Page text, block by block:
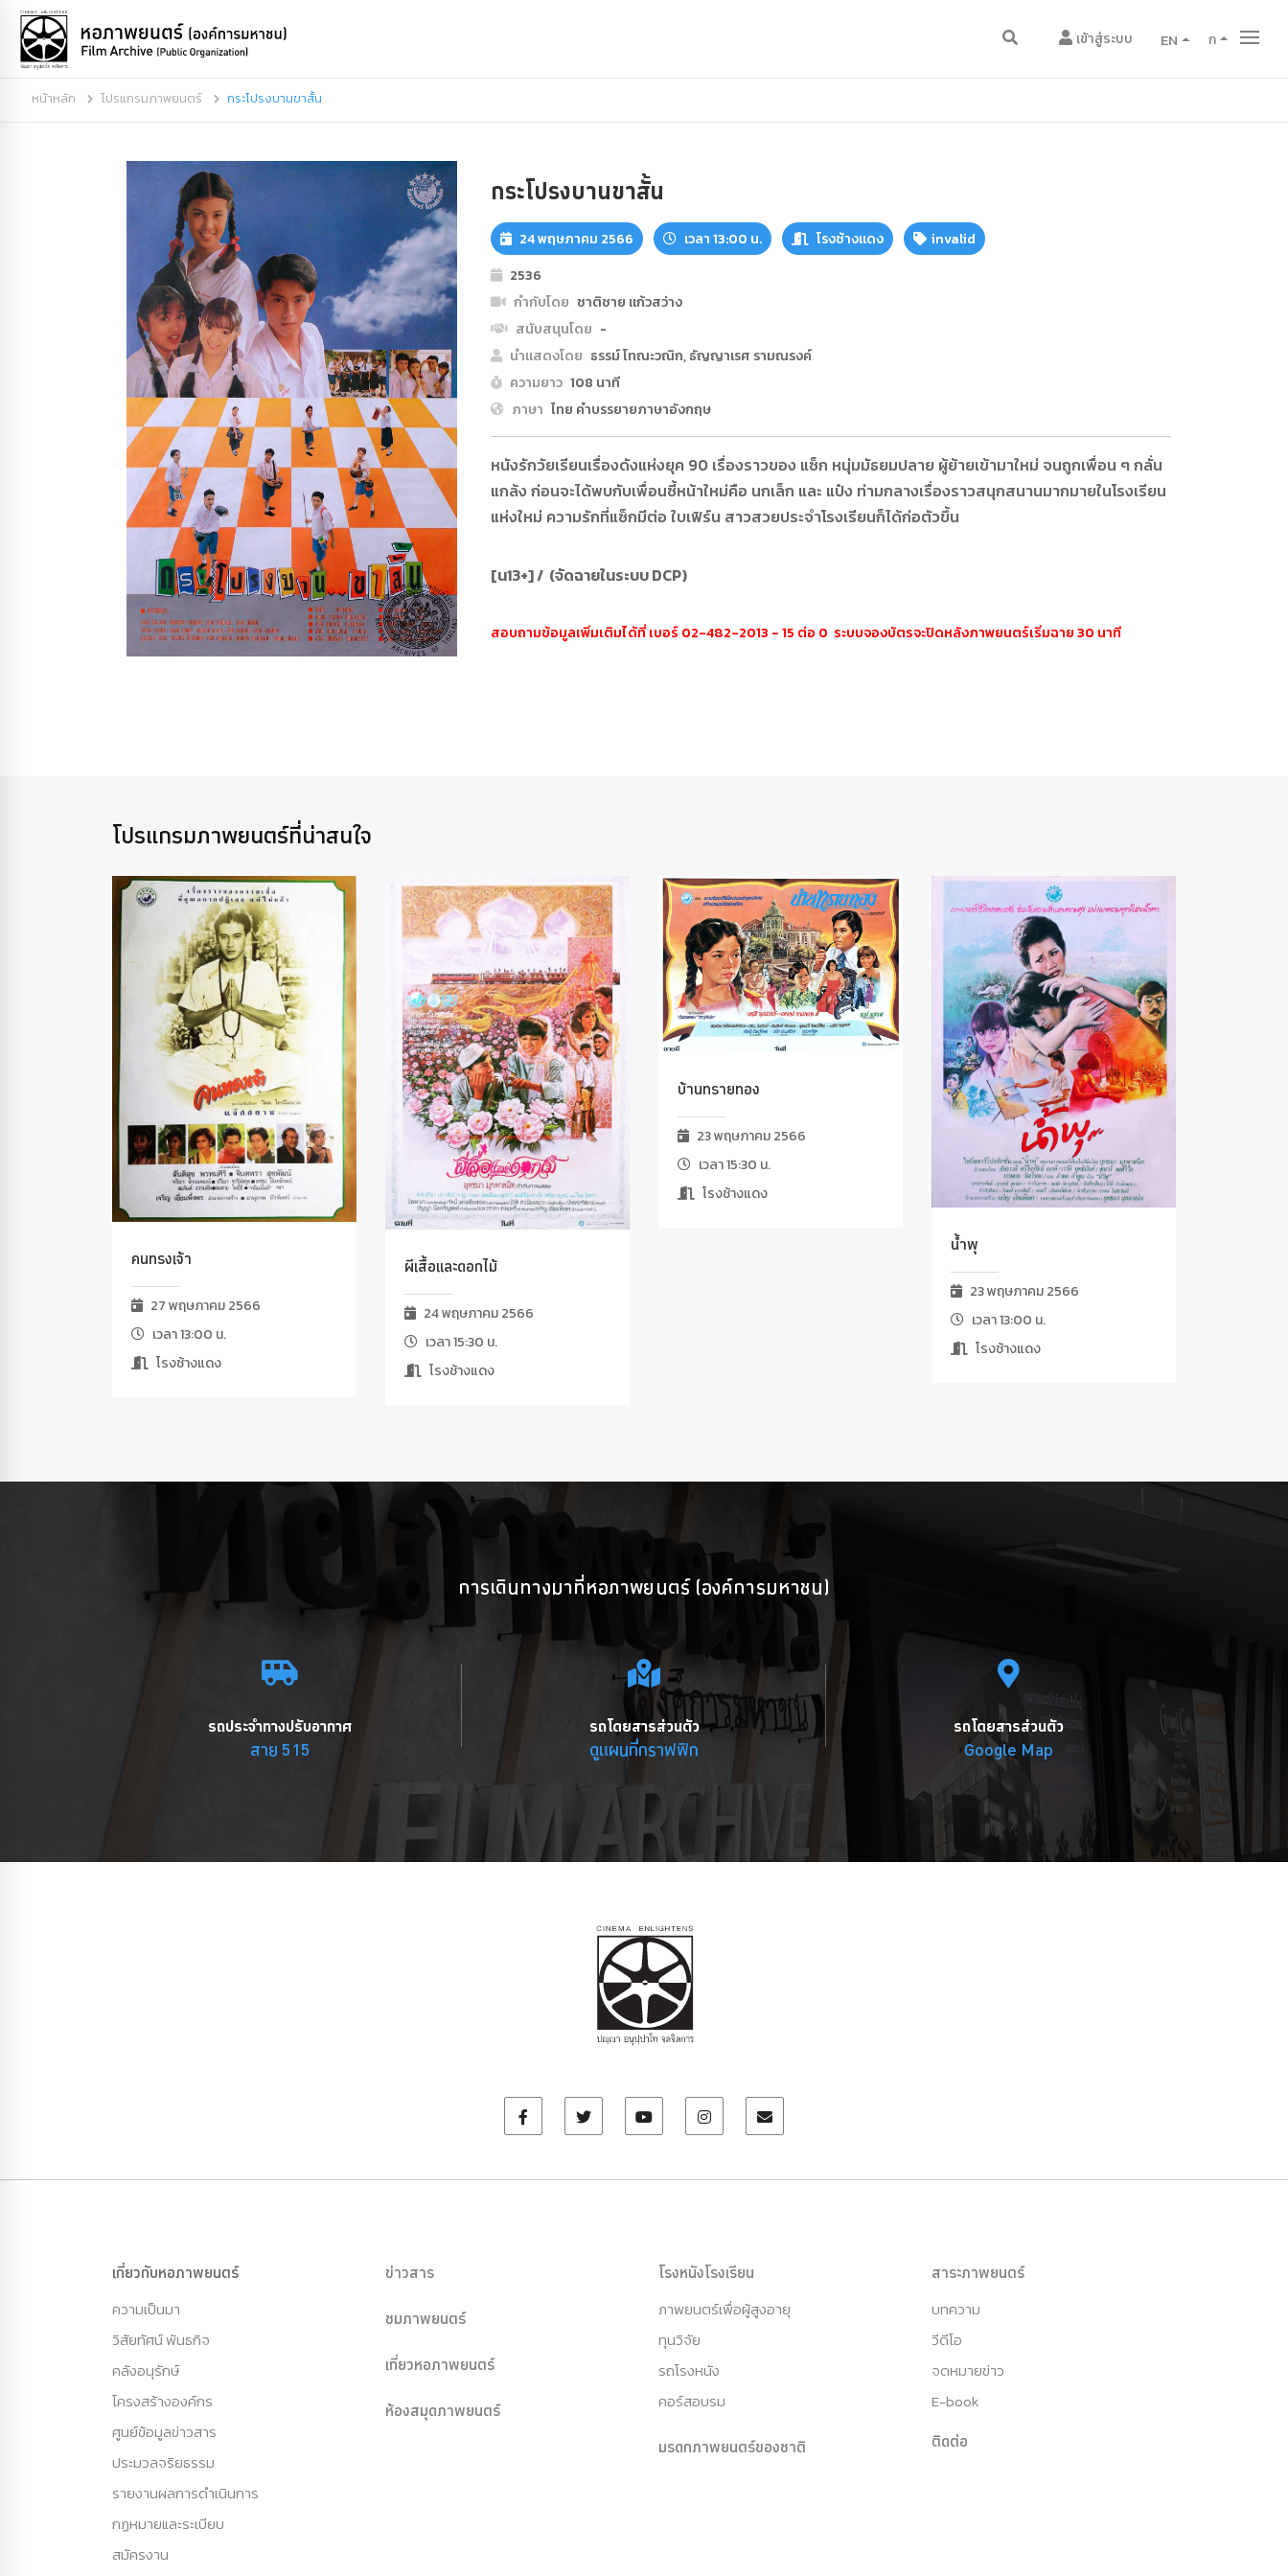
เข้าสู่ระบบ EN ก
หน้าหลัก โปรแกรมภาพยนตร์ กระโปรงบานขาสั้น
กระโปรงบานขาสั้น
24 พฤษภาคม 2566 เวลา 13:00 น. โรงช้างแดง
invalid
2536
กำกับโดย ชาติชาย แก้วสว่าง
สนับสนุนโดย -
นำแสดงโดย ธรรม์ โทณะวณิก, ธัญญาเรศ รามณรงค์
ความยาว 108 นาที
ภาษา ไทย คำบรรยายภาษาอังกฤษ
หนังรักวัยเรียนเรื่องดังแห่งยุค 90 เรื่องราวของ แซ็ก หนุ่มมัธยมปลาย ผู้ย้ายเข้ามาใหม่ จนถูกเพื่อน ๆ กลั่น
แกล้ง ก่อนจะได้พบกับเพื่อนซี้หน้าใหม่คือ นกเล็ก และ แป๋ง ท่ามกลางเรื่องราวสนุกสนานมากมายในโรงเรียน
แห่งใหม่ ความรักที่แซ็กมีต่อ ใบเฟิร์น สาวสวยประจำโรงเรียนก็ได้ก่อตัวขึ้น
[น13+] / (จัดฉายในระบบ DCP)
สอบถามข้อมูลเพิ่มเติมได้ที่ เบอร์ 02-482-2013 - 15 ต่อ 0 ระบบจองบัตรจะปิดหลังภาพยนตร์เริ่มฉาย 30 นาที
โปรแกรมภาพยนตร์ที่น่าสนใจ
คนทรงเจ้า
27 พฤษภาคม 2566
เวลา 13:00 น.
โรงช้างแดง
ผีเสื้อและดอกไม้
24 พฤษภาคม 2566
เวลา 15:30 น.
โรงช้างแดง
บ้านทรายทอง
23 พฤษภาคม 2566
เวลา 15:30 น.
โรงช้างแดง
น้ำพุ
23 พฤษภาคม 2566
เวลา 13:00 น.
โรงช้างแดง
การเดินทางมาที่หอภาพยนตร์ (องค์การมหาชน)
รถประจำทางปรับอากาศ
สาย 515
รถโดยสารส่วนตัว
ดูแผนที่กราฟฟิก
รถโดยสารส่วนตัว
Google Map
เกี่ยวกับหอภาพยนตร์
ความเป็นมา
วิสัยทัศน์ พันธกิจ
คลังอนุรักษ์
โครงสร้างองค์กร
ศูนย์ข้อมูลข่าวสาร
ประมวลจริยธรรม
รายงานผลการดำเนินการ
กฏหมายและระเบียบ
สมัครงาน
ข่าวสาร
ชมภาพยนตร์
เที่ยวหอภาพยนตร์
ห้องสมุดภาพยนตร์
โรงหนังโรงเรียน
ภาพยนตร์เพื่อผู้สูงอายุ
ทุนวิจัย
รถโรงหนัง
คอร์สอบรม
มรดกภาพยนตร์ของชาติ
สาระภาพยนตร์
บทความ
วีดีโอ
จดหมายข่าว
E-book
ติดต่อ